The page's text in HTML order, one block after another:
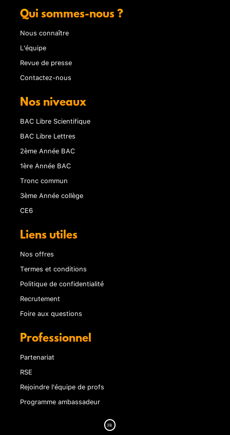
Qui sommes-nous ?
Nous connaître
L'équipe
Revue de presse
Contactez-nous
Nos niveaux
BAC Libre Scientifique
BAC Libre Lettres
2ème Année BAC
1ère Année BAC
Tronc commun
3ème Année collège
CE6
Liens utiles
Nos offres
Termes et conditions
Politique de confidentialité
Recrutement
Foire aux questions
Professionnel
Partenariat
RSE
Rejoindre l'équipe de profs
Programme ambassadeur